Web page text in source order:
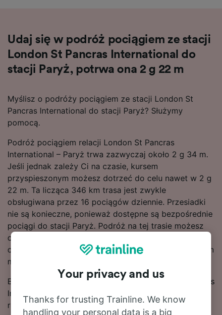
Udaj się w podróż pociągiem ze stacji
London St Pancras International do
stacji Paryż, potrwa ona 2 g 22 m
Myślisz o podróży pociągiem ze stacji London St
Pancras International do stacji Paryż? Służymy
pomocą.
Podróż pociągiem relacji London St Pancras
International – Paryż trwa zazwyczaj około 2 g 34 m.
Jeśli jednak zależy Ci na czasie, kursem
przyspieszonym możesz dotrzeć do celu nawet w 2 g
22 m. Ta licząca 346 km trasa jest zwykle
obsługiwana przez 16 pociągów dziennie. Przesiadki
nie są konieczne, ponieważ dostępne są bezpośrednie
pociągi do stacji Paryż. Podróż na tej trasie możesz
odbyć pociągami SNCF i TGV. Obaj przewoźnicy
oferują nowoczesne i komfortowe składy z mnóstwem
miejsca na bagaż.
Bilety na przejazd pociągiem relacji London St Pancras
International – Paryż są zwykle tańsze w przypadku
rezerwacji dokonywanej z wyprzedzeniem w
Your privacy and us
Thanks for trusting Trainline. We know
handling your personal data is a big